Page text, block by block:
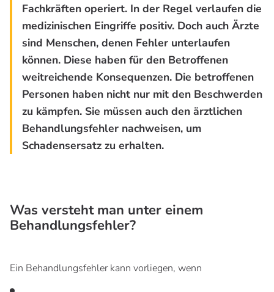
Fachkräften operiert. In der Regel verlaufen die
medizinischen Eingriffe positiv. Doch auch Ärzte
sind Menschen, denen Fehler unterlaufen
können. Diese haben für den Betroffenen
weitreichende Konsequenzen. Die betroffenen
Personen haben nicht nur mit den Beschwerden
zu kämpfen. Sie müssen auch den ärztlichen
Behandlungsfehler nachweisen, um
Schadensersatz zu erhalten.
Was versteht man unter einem
Behandlungsfehler?
Ein Behandlungsfehler kann vorliegen, wenn